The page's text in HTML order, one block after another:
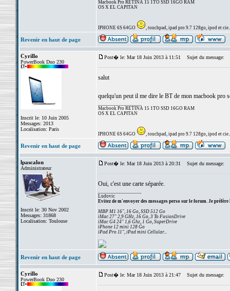
Macbook Pro RETINA 15 1TO SSD 16GO RAM
OS X EL CAPITAN
IPHONE 6S 64GO , touchpad, ipad pro 9.7 128go, ipod et
Revenir en haut de page
Cyrillo
PowerBook Duo 230
Inscrit le: 10 Juin 2005
Messages: 2013
Localisation: Paris
Post� le: Mar 18 Juin 2013 à 11:51 Sujet du message:
salut
quelqu'un peut il me dire le BT de mon macbook pro
Macbook Pro RETINA 15 1TO SSD 16GO RAM
OS X EL CAPITAN
IPHONE 6S 64GO , touchpad, ipad pro 9.7 128go, ipod et
Revenir en haut de page
lpascalon
Administrateur
Inscrit le: 30 Nov 2002
Messages: 31868
Localisation: Toulouse
Post� le: Mar 18 Juin 2013 à 20:31 Sujet du message:
Oui, c'est une carte séparée.
Ludovic
Evitez de m'envoyer des messages perso sur le forum. Je préfère
MBP M1 16", 16 Go, SSD 512 Go
iMac 27" 2,9 GHz, 16 Go, 3 To FusionDrive
iMac G4 24" 1,6 Ghz, 1 Go, SuperDrive
iPhone 12 mini 128 Go
iPad Pro 11", iPad mini Cellular...
Revenir en haut de page
Cyrillo
PowerBook Duo 230
Post� le: Mar 18 Juin 2013 à 21:47 Sujet du message: